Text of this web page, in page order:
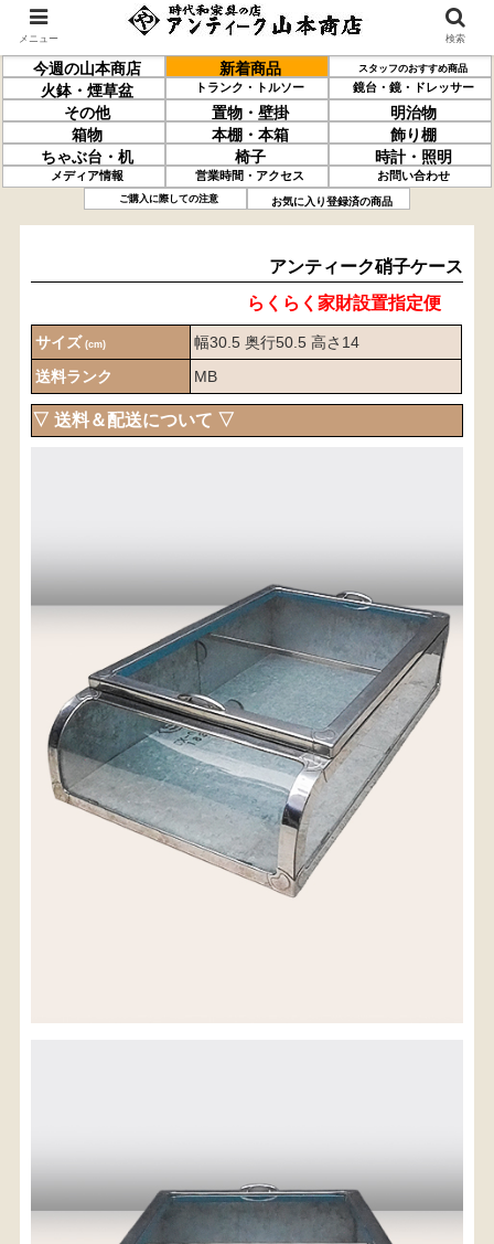
今週の山本商店 新着商品 スタッフのおすすめ商品
火鉢・煙草盆 トランク・トルソー 鏡台・鏡・ドレッサー
その他 置物・壁掛
明治物
箱物
本棚・本箱
飾り棚
ちゃぶ台・机
椅子 時計・照明
メディア情報 営業時間・アクセス お問い合わせ
ご購入に際しての注意 お気に入り登録済の商品
アンティーク硝子ケース
アンティーク硝子ケース
らくらく家財設置指定便
サイズ (cm)
幅30.5 奥行50.5 高さ14
送料ランク
MB
▽ 送料＆配送について ▽
・ご購入手続きを進める途中で「宅急便」を選択いた
だくと、自動的に送料が加算されます。
・配送についての詳細は、こちら
【送料を確認する】
お届け先、送料ランクを選択する事で送料が表
示されます。
お届け先
送料ランク
メニュー 検索